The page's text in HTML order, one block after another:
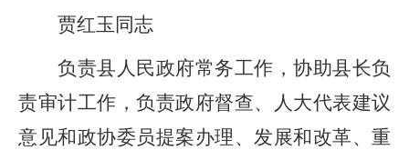
贾红玉同志
负责县人民政府常务工作 ，协助县长负
责审计工作， 负责政府督查、人大代表建议
意见和政协委员提案办理、 发展和改革、 重